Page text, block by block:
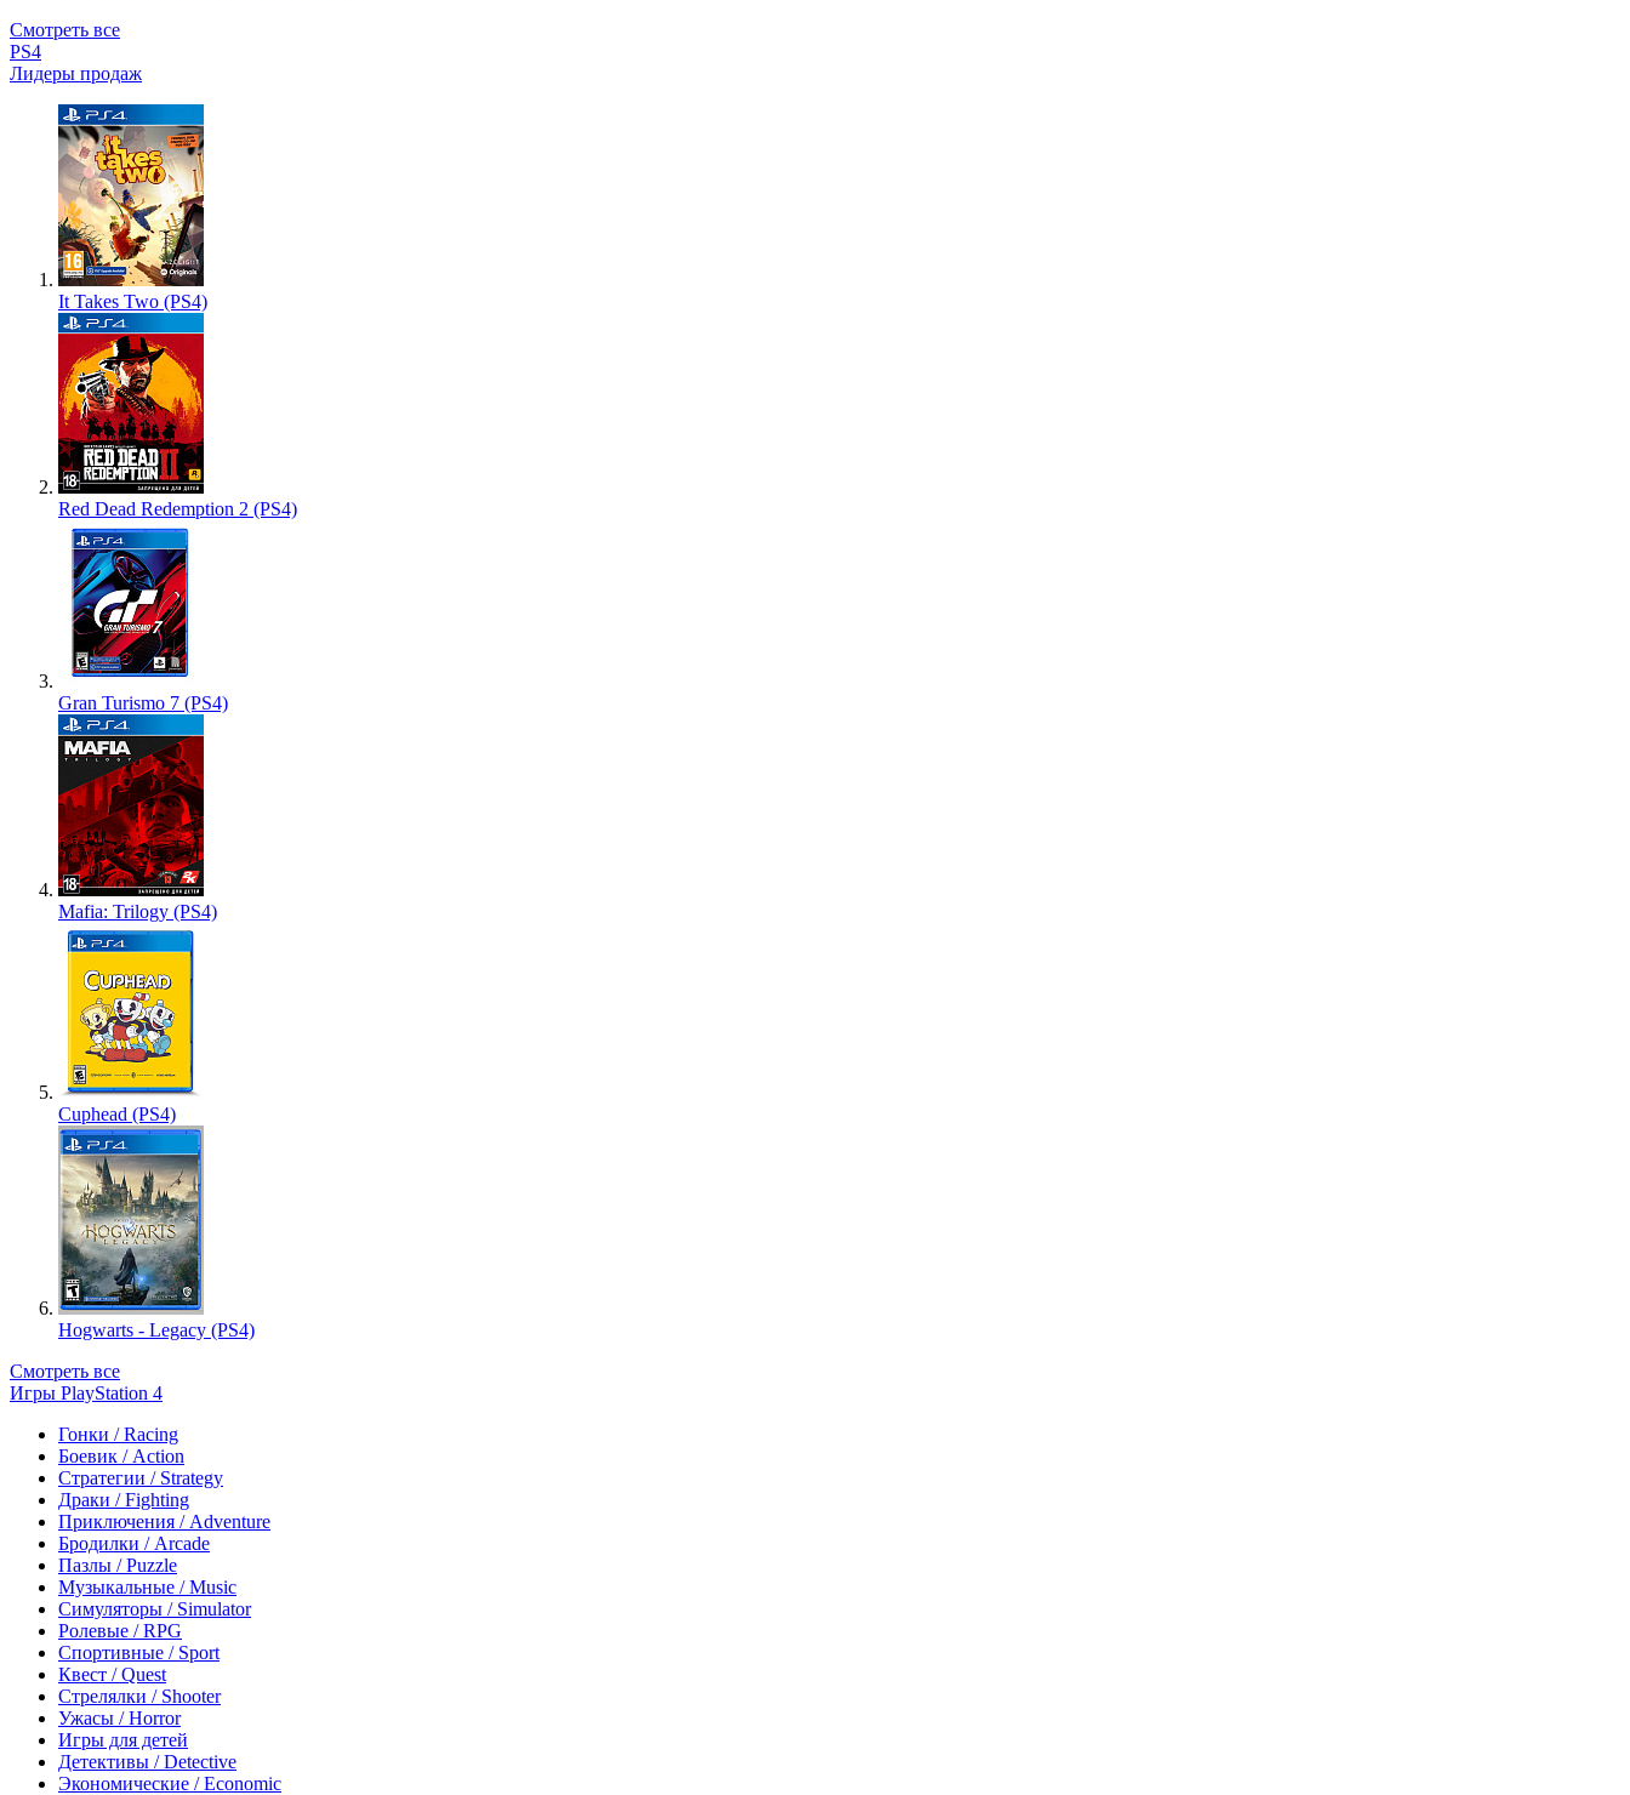
Смотреть все
PS4
Лидеры продаж
It Takes Two (PS4)
Red Dead Redemption 2 (PS4)
Gran Turismo 7 (PS4)
Mafia: Trilogy (PS4)
Cuphead (PS4)
Hogwarts - Legacy (PS4)
Смотреть все
Игры PlayStation 4
Гонки / Racing
Боевик / Action
Стратегии / Strategy
Драки / Fighting
Приключения / Adventure
Бродилки / Arcade
Пазлы / Puzzle
Музыкальные / Music
Симуляторы / Simulator
Ролевые / RPG
Спортивные / Sport
Квест / Quest
Стрелялки / Shooter
Ужасы / Horror
Игры для детей
Детективы / Detective
Экономические / Economic